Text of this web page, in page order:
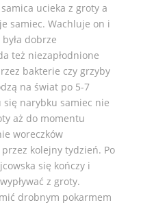
ucieka z groty a
samiec. Wachluje on i
dobrze
też niezapłodnione
bakterie czy grzyby
na świat po 5-7
się narybku samiec nie
aż do momentu
woreczków
kolejny tydzień. Po
się kończy i
z groty.
drobnym pokarmem